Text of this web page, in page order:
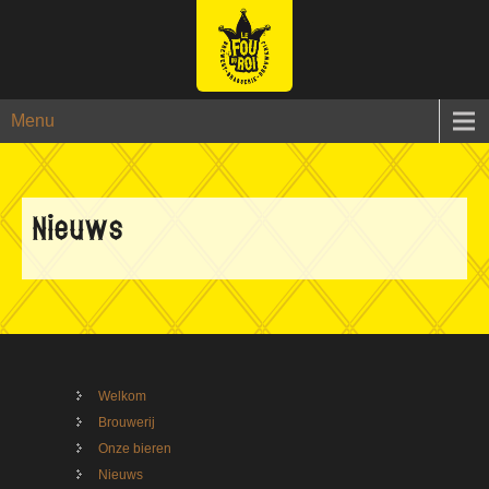
Menu
Nieuws
Welkom
Brouwerij
Onze bieren
Nieuws